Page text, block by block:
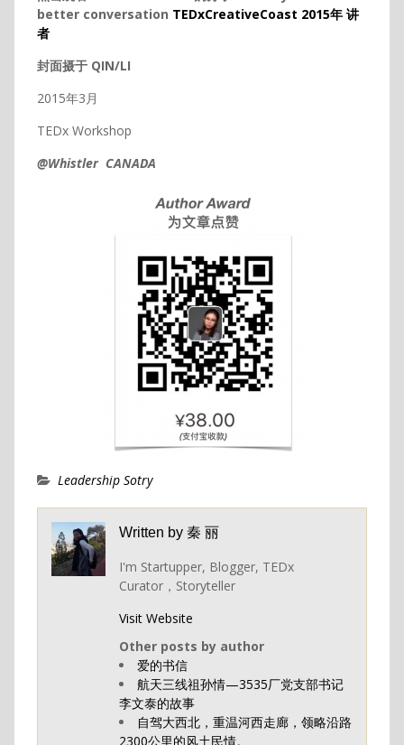
better conversation TEDxCreativeCoast 2015年 讲
者
封面摄于 QIN/LI
2015年3月
TEDx Workshop
@Whistler CANADA
Leadership Sotry
Written by 秦 丽
I'm Startupper, Blogger, TEDx
Curator，Storyteller
Visit Website
Other posts by author
爱的书信
航天三线祖孙情—3535厂党支部书记
李文泰的故事
自驾大西北，重温河西走廊，领略沿路
2300公里的风土民情。